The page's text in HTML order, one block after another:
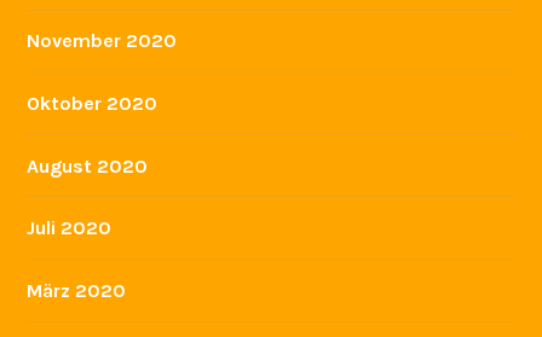
April 2022
März 2022
Februar 2022
Januar 2022
Dezember 2021
November 2021